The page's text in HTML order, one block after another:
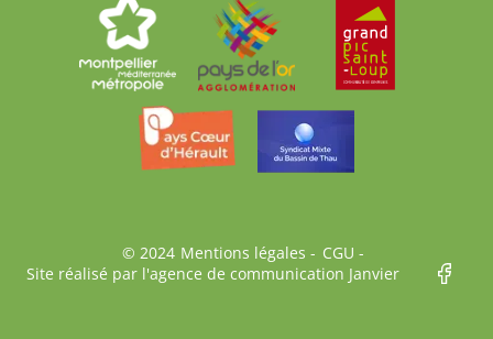
Bas © 2024 Mentions légales
CGU
Site réalisé par l'agence de communication Janvier